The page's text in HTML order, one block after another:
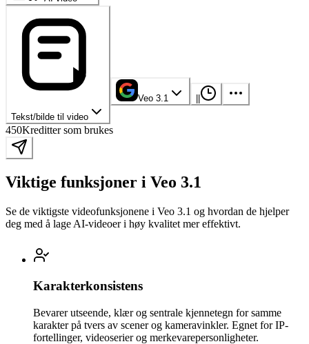
Tekst/bilde til video
Veo 3.1 ||
450Kreditter som brukes
Viktige funksjoner i Veo 3.1
Se de viktigste videofunksjonene i Veo 3.1 og hvordan de hjelper
deg med å lage AI-videoer i høy kvalitet mer effektivt.
Karakterkonsistens
Bevarer utseende, klær og sentrale kjennetegn for samme
karakter på tvers av scener og kameravinkler. Egnet for IP-
fortellinger, videoserier og merkevarepersonligheter.